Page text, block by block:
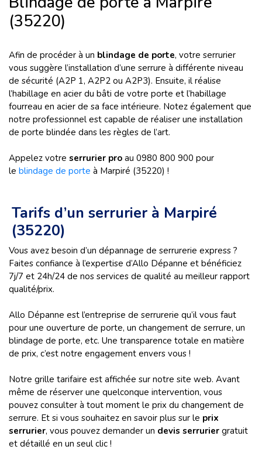
(35220)
Afin de procéder à un blindage de porte, votre serrurier
vous suggère l’installation d’une serrure à différente niveau
de sécurité (A2P 1, A2P2 ou A2P3). Ensuite, il réalise
l’habillage en acier du bâti de votre porte et l’habillage
fourreau en acier de sa face intérieure. Notez également que
notre professionnel est capable de réaliser une installation
de porte blindée dans les règles de l’art.
Appelez votre serrurier pro au 0980 800 900 pour
le blindage de porte à Marpiré (35220) !
Tarifs d’un serrurier à Marpiré
(35220)
Vous avez besoin d’un dépannage de serrurerie express ?
Faites confiance à l’expertise d’Allo Dépanne et bénéficiez
7j/7 et 24h/24 de nos services de qualité au meilleur rapport
qualité/prix.
Allo Dépanne est l’entreprise de serrurerie qu’il vous faut
pour une ouverture de porte, un changement de serrure, un
blindage de porte, etc. Une transparence totale en matière
de prix, c’est notre engagement envers vous !
Notre grille tarifaire est affichée sur notre site web. Avant
même de réserver une quelconque intervention, vous
pouvez consulter à tout moment le prix du changement de
serrure. Et si vous souhaitez en savoir plus sur le prix
serrurier, vous pouvez demander un devis serrurier gratuit
et détaillé en un seul clic !